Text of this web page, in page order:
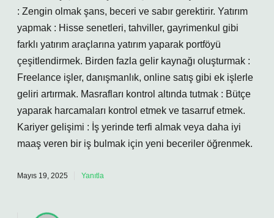
: Zengin olmak şans, beceri ve sabır gerektirir. Yatırım
yapmak : Hisse senetleri, tahviller, gayrimenkul gibi
farklı yatırım araçlarına yatırım yaparak portföyü
çeşitlendirmek. Birden fazla gelir kaynağı oluşturmak :
Freelance işler, danışmanlık, online satış gibi ek işlerle
geliri artırmak. Masrafları kontrol altında tutmak : Bütçe
yaparak harcamaları kontrol etmek ve tasarruf etmek.
Kariyer gelişimi : İş yerinde terfi almak veya daha iyi
maaş veren bir iş bulmak için yeni beceriler öğrenmek.
Mayıs 19, 2025 Yanıtla